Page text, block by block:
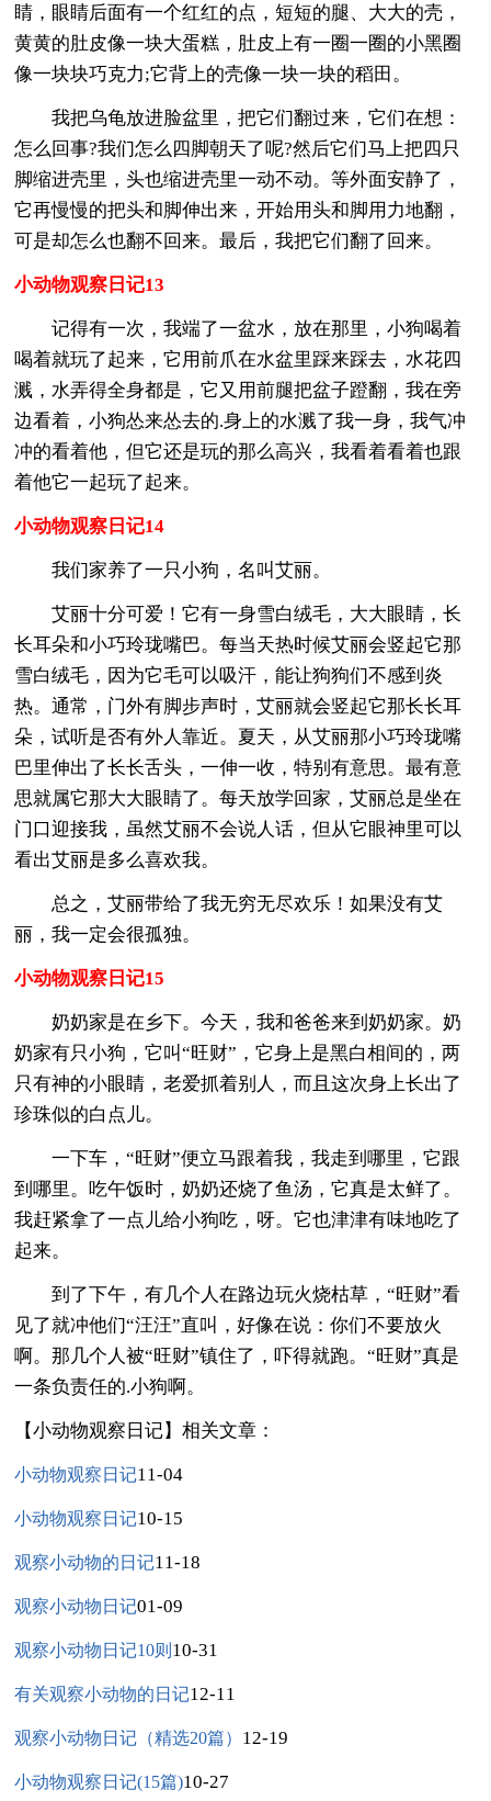
睛，眼睛后面有一个红红的点，短短的腿、大大的壳，
黄黄的肚皮像一块大蛋糕，肚皮上有一圈一圈的小黑圈
像一块块巧克力;它背上的壳像一块一块的稻田。
我把乌龟放进脸盆里，把它们翻过来，它们在想：
怎么回事?我们怎么四脚朝天了呢?然后它们马上把四只
脚缩进壳里，头也缩进壳里一动不动。等外面安静了，
它再慢慢的把头和脚伸出来，开始用头和脚用力地翻，
可是却怎么也翻不回来。最后，我把它们翻了回来。
小动物观察日记13
记得有一次，我端了一盆水，放在那里，小狗喝着
喝着就玩了起来，它用前爪在水盆里踩来踩去，水花四
溅，水弄得全身都是，它又用前腿把盆子蹬翻，我在旁
边看着，小狗怂来怂去的.身上的水溅了我一身，我气冲
冲的看着他，但它还是玩的那么高兴，我看着看着也跟
着他它一起玩了起来。
小动物观察日记14
我们家养了一只小狗，名叫艾丽。
艾丽十分可爱！它有一身雪白绒毛，大大眼睛，长
长耳朵和小巧玲珑嘴巴。每当天热时候艾丽会竖起它那
雪白绒毛，因为它毛可以吸汗，能让狗狗们不感到炎
热。通常，门外有脚步声时，艾丽就会竖起它那长长耳
朵，试听是否有外人靠近。夏天，从艾丽那小巧玲珑嘴
巴里伸出了长长舌头，一伸一收，特别有意思。最有意
思就属它那大大眼睛了。每天放学回家，艾丽总是坐在
门口迎接我，虽然艾丽不会说人话，但从它眼神里可以
看出艾丽是多么喜欢我。
总之，艾丽带给了我无穷无尽欢乐！如果没有艾
丽，我一定会很孤独。
小动物观察日记15
奶奶家是在乡下。今天，我和爸爸来到奶奶家。奶
奶家有只小狗，它叫“旺财”，它身上是黑白相间的，两
只有神的小眼睛，老爱抓着别人，而且这次身上长出了
珍珠似的白点儿。
一下车，“旺财”便立马跟着我，我走到哪里，它跟
到哪里。吃午饭时，奶奶还烧了鱼汤，它真是太鲜了。
我赶紧拿了一点儿给小狗吃，呀。它也津津有味地吃了
起来。
到了下午，有几个人在路边玩火烧枯草，“旺财”看
见了就冲他们“汪汪”直叫，好像在说：你们不要放火
啊。那几个人被“旺财”镇住了，吓得就跑。“旺财”真是
一条负责任的.小狗啊。
【小动物观察日记】相关文章：
小动物观察日记11-04
小动物观察日记10-15
观察小动物的日记11-18
观察小动物日记01-09
观察小动物日记10则 10-31
有关观察小动物的日记12-11
观察小动物日记（精选20篇） 12-19
小动物观察日记(15篇)10-27